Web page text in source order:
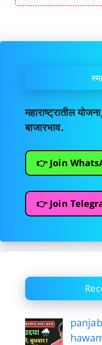
महाराष्ट्रातील
बाजारभाव.
👉 Join
👉 Join